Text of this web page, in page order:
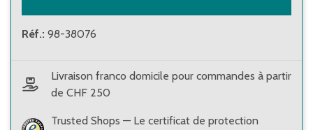
Réf.: 98-38076
Livraison franco domicile pour commandes à partir
de CHF 250
Trusted Shops — Le certificat de protection